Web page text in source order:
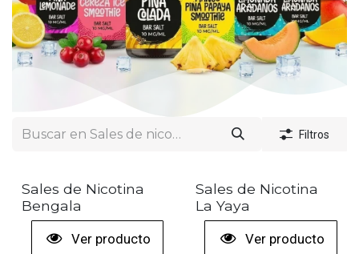
Filtros
Sales de Nicotina
Bengala
Ver producto
Sales de Nicotina
La Yaya
Ver producto